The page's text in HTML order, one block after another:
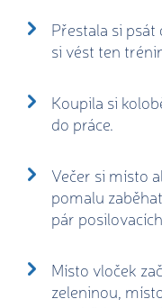
Přestala si psát
si vést ten
Koupila si
do práce.
Večer si místo
pomalu
pár
Místo vloček
zeleninou,